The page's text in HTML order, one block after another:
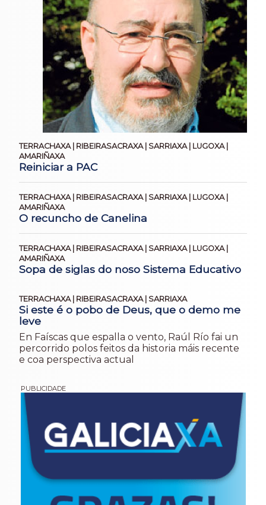
TERRACHAXA | RIBEIRASACRAXA | SARRIAXA | LUGOXA |
AMARIÑAXA
Reiniciar a PAC
TERRACHAXA | RIBEIRASACRAXA | SARRIAXA | LUGOXA |
AMARIÑAXA
O recuncho de Canelina
TERRACHAXA | RIBEIRASACRAXA | SARRIAXA | LUGOXA |
AMARIÑAXA
Sopa de siglas do noso Sistema Educativo
TERRACHAXA | RIBEIRASACRAXA | SARRIAXA
Si este é o pobo de Deus, que o demo me
leve
En Faíscas que espalla o vento, Raúl Río fai un
percorrido polos feitos da historia máis recente
e coa perspectiva actual